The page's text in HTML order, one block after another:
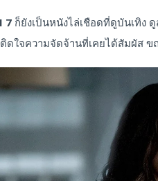
7 ก็ยังเป็นหนังไล่เชือดที่ดูบันเทิง
ติดใจความจัดจ้านที่เคยได้สัมผัส